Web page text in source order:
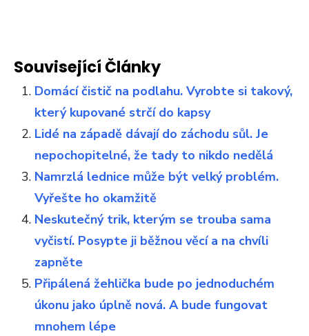
Související Články
Domácí čistič na podlahu. Vyrobte si takový,
který kupované strčí do kapsy
Lidé na západě dávají do záchodu sůl. Je
nepochopitelné, že tady to nikdo nedělá
Namrzlá lednice může být velký problém.
Vyřešte ho okamžitě
Neskutečný trik, kterým se trouba sama
vyčistí. Posypte ji běžnou věcí a na chvíli
zapněte
Připálená žehlička bude po jednoduchém
úkonu jako úplně nová. A bude fungovat
mnohem lépe